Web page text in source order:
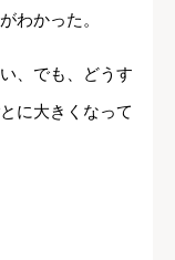
わかった。
、でも、どうす
に大きくなって